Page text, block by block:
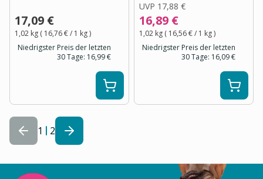
17,09 €
1,02 kg ( 16,76 €/ 1 kg)
Niedrigster Preis der letzten
30 Tage: 16,99 €
UVP 17,88 €
16,89 €
1,02 kg ( 16,56 €/ 1 kg)
Niedrigster Preis der letzten
30 Tage: 16,09 €
1 2